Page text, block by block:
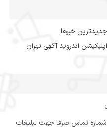
جدیدترین خبرها
اپلیکیشن اندروید آگهی تهران
این شماره تماس صرفا جهت تبلیغات